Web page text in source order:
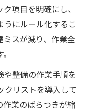
項目を明確にし、
うにルール化するこ
ミスが減り、作業全
整備の作業手順を
クリストを導入して
業のばらつきが縮